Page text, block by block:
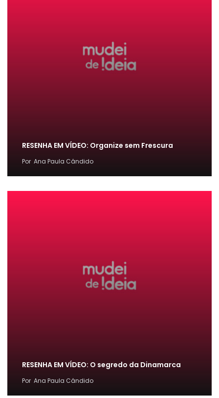
RESENHA EM VÍDEO: Organize sem Frescura
Por Ana Paula Cândido
RESENHA EM VÍDEO: O segredo da Dinamarca
Por Ana Paula Cândido